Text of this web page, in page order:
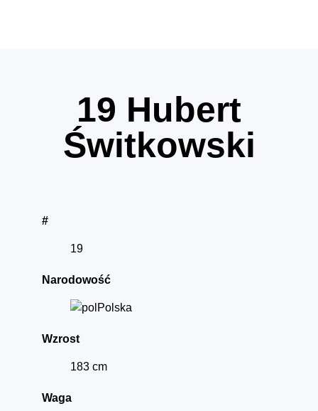
19 Hubert
Świtkowski
#
19
Narodowość
Polska
Wzrost
183 cm
Waga